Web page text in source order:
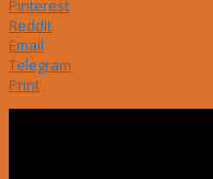
Pinterest
ReddIt
Email
Telegram
Print